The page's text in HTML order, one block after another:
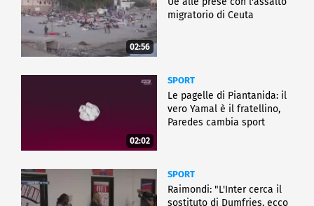
02:56
migratorio di Ceuta
02:02
SPORT
Le pagelle di Piantanida: il
vero Yamal è il fratellino,
Paredes cambia sport
SPORT
Raimondi: "L'Inter cerca il
sostituto di Dumfries, ecco